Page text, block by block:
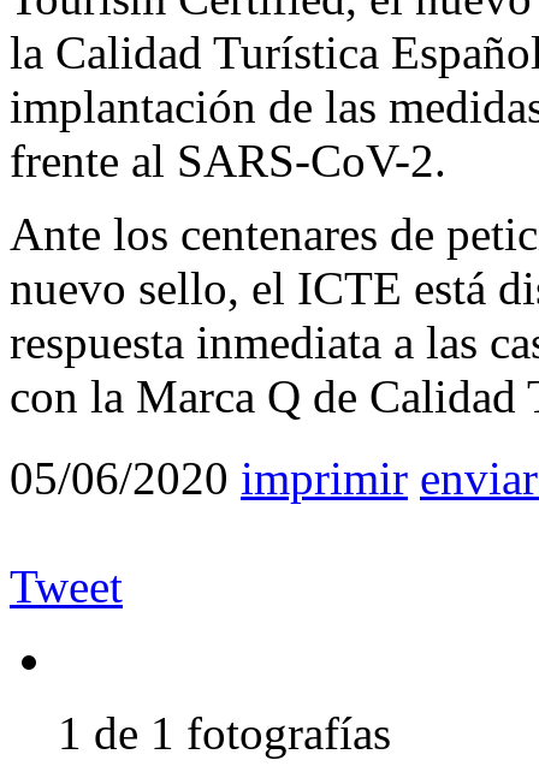
la Calidad Turística
implantación de las
frente al SARS-CoV-2.
Ante los centenares de
nuevo sello, el ICTE está
respuesta inmediata a las
con la Marca Q de Calidad
05/06/2020 imprimir
Tweet
1 de 1 fotografías